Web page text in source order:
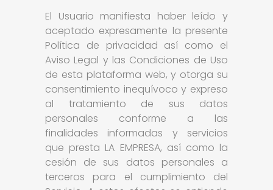
El Usuario manifiesta haber leído y
aceptado expresamente la presente
Política de privacidad así como el
Aviso Legal y las Condiciones de Uso
de esta plataforma web, y otorga su
consentimiento inequívoco y expreso
al tratamiento de sus datos
personales conforme a las
finalidades informadas y servicios
que presta LA EMPRESA, así como la
cesión de sus datos personales a
terceros para el cumplimiento del